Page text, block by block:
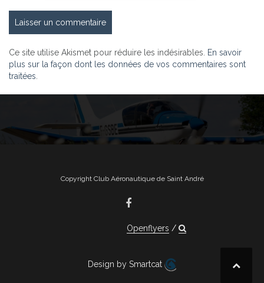
Ce site utilise Akismet pour réduire les indésirables. En savoir
plus sur la façon dont les données de vos commentaires sont
traitées
Copyright Club Aéronautique de Saint André
Openflyers
Design by Smartcat